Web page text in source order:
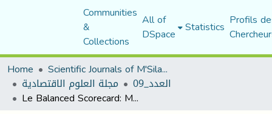
Communities
&
Collections
All of
DSpace Statistics Profils
Home
Scientific Journals of M'Sila University
مجلة العلوم الاقتصادية العدد_09
Le Balanced Scorecard: Mesurer la performance « avantages et inconvénients »